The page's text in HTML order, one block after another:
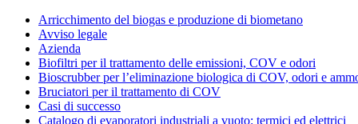
Condorchem
Enviro
Solutions
Arricchimento del biogas e produzione di biometano
Avviso legale
Azienda
Biofiltri per il trattamento delle emissioni, COV e odori
Bioscrubber per l’eliminazione biologica di COV, odori e
Bruciatori per il trattamento di COV
Casi di successo
Catalogo di evaporatori industriali a vuoto: termici ed elettrici